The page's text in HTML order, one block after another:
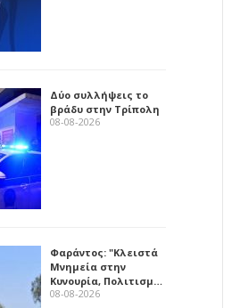
Δύο συλλήψεις το
βράδυ στην Τρίπολη
08-08-2026
Φαράντος: "Κλειστά
Μνημεία στην
Κυνουρία, Πολιτισμ…
08-08-2026